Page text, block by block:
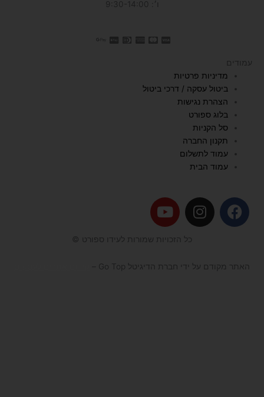
עמודים
מדיניות פרטיות
ביטול עסקה / דרכי ביטול
הצהרת נגישות
בלוג ספורט
סל הקניות
תקנון החברה
עמוד לתשלום
עמוד הבית
F
a
b
I
n
a
Y
o
u
u
כל הזכויות שמורות לעידו ספורט ©
האתר מקודם על ידי חברת הדיגיטל Go Top –